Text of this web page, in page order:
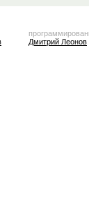
Дмитрий Леонов